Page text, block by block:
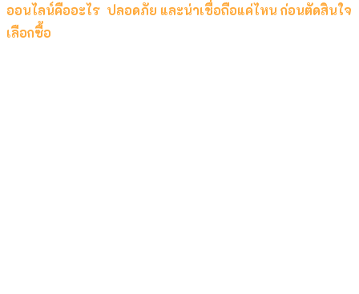
ออนไลน์คืออะไร ปลอดภัย และน่าเชื่อถือแค่ไหน ก่อนตัดสินใจ
เลือกซื้อ